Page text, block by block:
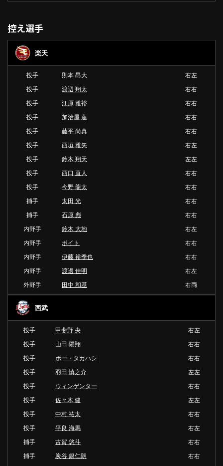
控え選手
楽天
投手 則本 昂大
右左
投手
渡辺 翔太
右右
投手
江原 雅裕
右右
投手
加治屋 蓮
右右
投手
藤平 尚真
右右
投手
西垣 雅矢
右左
投手
鈴木 翔天
左左
投手
西口 直人
右右
投手
今野 龍太
右右
捕手
太田 光
右右
捕手
石原 彪
右右
内野手
鈴木 大地
右左
内野手
ボイト
右右
内野手
伊藤 裕季也
右右
内野手
渡邊 佳明
右左
外野手
田中 和基 右両
西武
投手 甲斐野 央
右左
投手
山田 陽翔
右右
投手
ボー・タカハシ
右右
投手
羽田 慎之介
左左
投手
ウィンゲンター
右右
投手
佐々木 健
左左
投手
中村 祐太
右右
投手
平良 海馬
右左
捕手
古賀 悠斗
右右
捕手
炭谷 銀仁朗
右右